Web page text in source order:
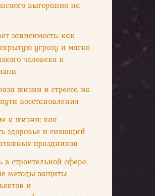
выгорания на
зависимость: как
угрозу и мягко
человека к
жизни и стресса на
восстановления
к жизни: как
здоровье и сияющий
праздников
в строительной сфере:
методы защиты
и